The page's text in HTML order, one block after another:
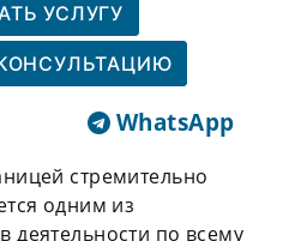
УСЛУГУ
WhatsApp
стремительно
одним из
деятельности по всему